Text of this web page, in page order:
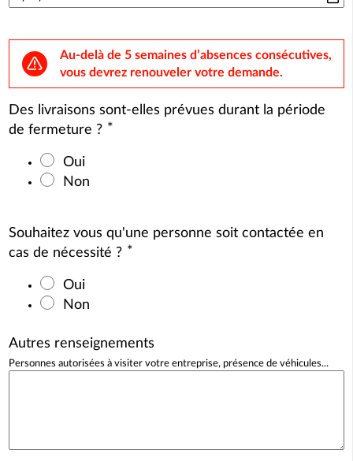
Au-delà de 5 semaines d’absences consécutives,
vous devrez renouveler votre demande.
Des livraisons sont-elles prévues durant la période
de fermeture ? *
Oui
Non
Souhaitez vous qu'une personne soit contactée en
cas de nécessité ? *
Oui
Non
Autres renseignements
Personnes autorisées à visiter votre entreprise, présence de véhicules...